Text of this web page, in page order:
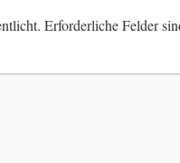
Erforderliche Felder